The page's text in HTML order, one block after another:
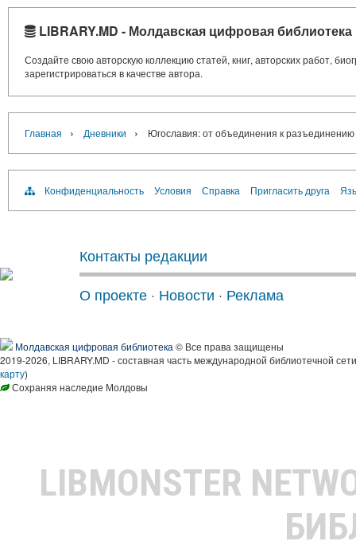
LIBRARY.MD - Молдавская цифровая библиотека
Создайте свою авторскую коллекцию статей, книг, авторских работ,
зарегистрироваться в качестве автора.
Главная › Дневники › Югославия: от объединения к разъединению
Конфиденциальность Условия Справка Пригласить друга
Контакты редакции
О проекте · Новости · Реклама
Молдавская цифровая библиотека © Все права защищены
2019-2026, LIBRARY.MD - составная часть международной библиотечной
карту)
Сохраняя наследие Молдовы
LIBMONSTER